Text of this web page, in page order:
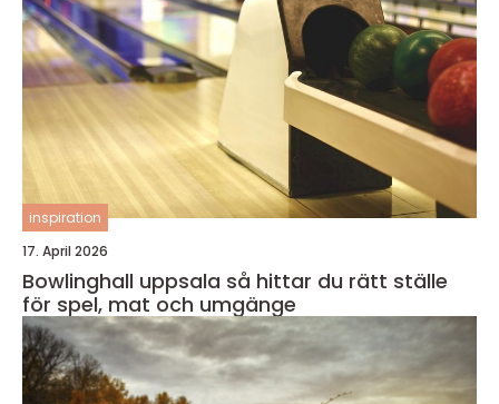
inspiration
17. April 2026
Bowlinghall uppsala så hittar du rätt ställe
för spel, mat och umgänge